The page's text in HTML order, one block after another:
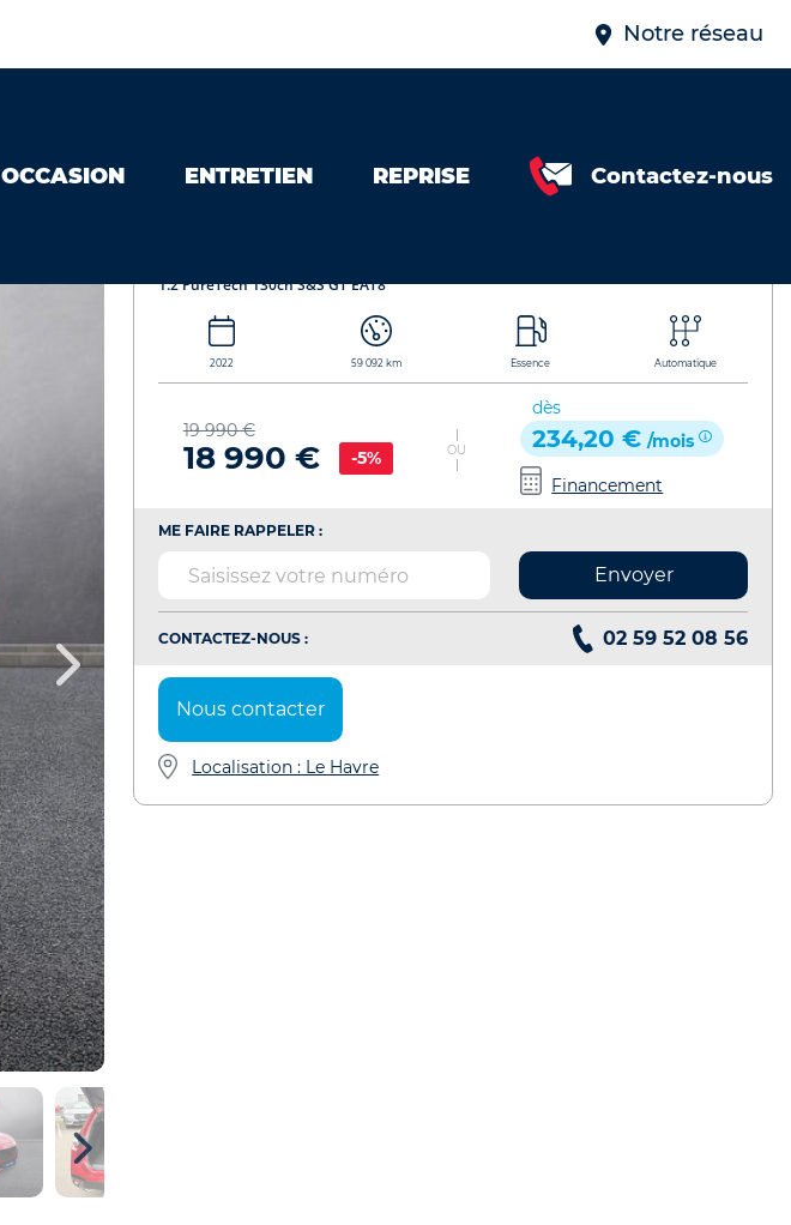
Notre réseau
OCCASION ENTRETIEN REPRISE Contactez-nous
1.2 PureTech 130ch S&S GT EAT8
2022 59 092 km Essence Automatique
19 990 €
18 990 € -5% OU
dès
234,20 € /mois
Financement
ME FAIRE RAPPELER :
Envoyer
CONTACTEZ-NOUS : 02 59 52 08 56
Nous contacter
Localisation : Le Havre